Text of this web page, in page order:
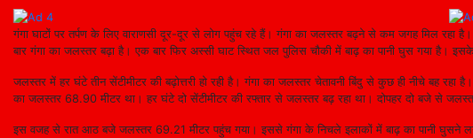
गंगा घाटों पर तर्पण के लिए वाराणसी दूर-दूर से लोग पहुंच रहे हैं। गंगा का जलस्तर बढ़ने से कम जगह मिल रहा
बार गंगा का जलस्तर बढ़ा है। एक बार फिर अस्सी घाट स्थित जल पुलिस चौकी में बाढ़ का पानी घुस गया है।
जलस्तर में हर घंटे तीन सेंटीमीटर की बढ़ोत्तरी हो रही है। गंगा का जलस्तर चेतावनी बिंदु से कुछ ही नीचे बह
का जलस्तर 68.90 मीटर था। हर घंटे दो सेंटीमीटर की रफ्तार से जलस्तर बढ़ रहा था। दोपहर दो बजे से जलस्तर
इस वजह से रात आठ बजे जलस्तर 69.21 मीटर पहुंच गया। इससे गंगा के निचले इलाकों में बाढ़ का पानी घुसने